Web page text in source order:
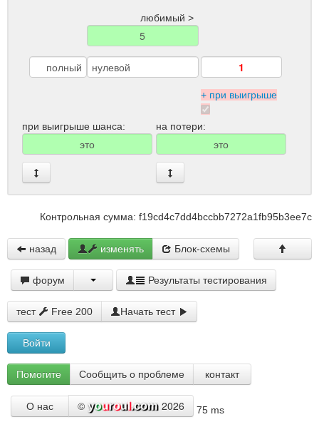
любимый >
+ при выигрыше
при выигрыше шанса: на потери:
Контрольная сумма: f19cd4c7dd4bccbb7272a1fb95b3ee7c
назад изменять Блок-схемы
форум Результаты тестирования
тест Free 200 Начать тест
Войти
Помогите Сообщить о проблеме контакт
О нас © 2026 75 ms